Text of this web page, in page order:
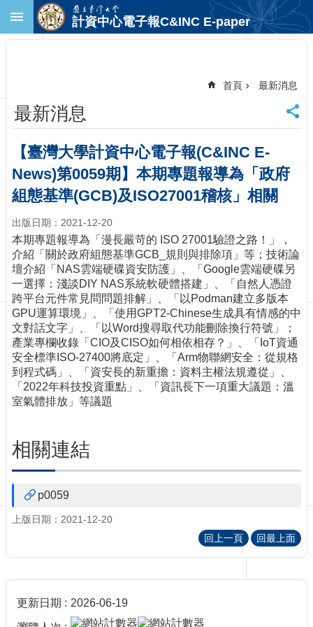
跳到主要內容區塊
首
頁
臺
大
首
頁
中
首
頁
聯
絡
資
訊
訂
閱/
取
消
網
覽
最
新
息
於
出
計資中心電子報C&INC E-paper
首頁 最新消息
最新消息
【臺灣大學計資中心電子報(C&INC E-
News)第0059期】本期專題報導為「政府
組態基準(GCB)及ISO27001稽核」相關
出版日期：2021-12-20
本期專題報導為「漫長嚴苛的 ISO 27001驗證之路！」，
介紹「關於政府組態基準GCB_規則與排除項」等；技術論
壇介紹「NAS雲端硬碟資安防護」、「Google雲端硬碟另
一選擇：淺談DIY NAS系統軟硬體搭建」、「自然人憑證
跨平台元件常見問問題排解」、「以Podman建立多版本
GPU運算環境」、「使用GPT2-Chinese生成具有情感的中
文對話文字」、「以Word搜尋取代功能刪除換行符號」；
產業專欄收錄「CIO及CISO如何相依相存？」、「IoT資通
安全標準ISO-27400將底定」、「Arm物聯網安全：從規格
到程式碼」、「資安長的新重擔：資料主權法規遵從」、
「2022年科技投資重點」、「資訊長下一項重大議題：溫
室氣體排放」等議題
相關連結
p0059
上版日期：2021-12-20
回上一頁
回最上面
更新日期 2026-06-19